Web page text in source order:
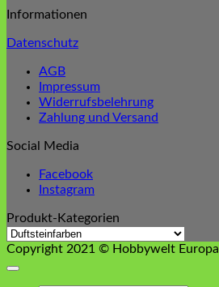
Informationen
Datenschutz
AGB
Impressum
Widerrufsbelehrung
Zahlung und Versand
Social Media
Facebook
Instagram
Produkt-Kategorien
Copyright 2021 © Hobbywelt Europa